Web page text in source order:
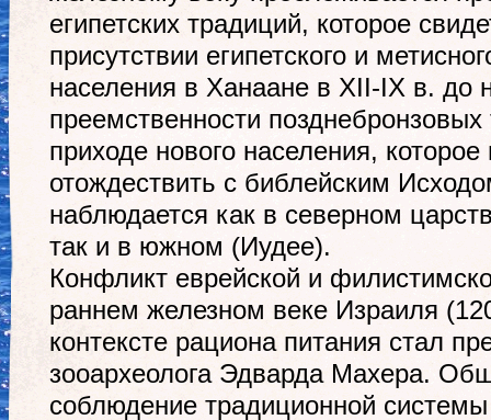
египетских традиций, которое
присутствии египетского и
населения в Ханаане в XII-IX в. до
преемственности
приходе нового населения,
отождествить с библейским
наблюдается как в северном
так и в южном (Иудее).
Конфликт еврейской и
раннем железном веке Израиля
контексте рациона питания стал
зооархеолога Эдварда Махера.
соблюдение традиционной